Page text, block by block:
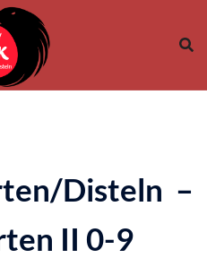
Disteln –
II 0-9